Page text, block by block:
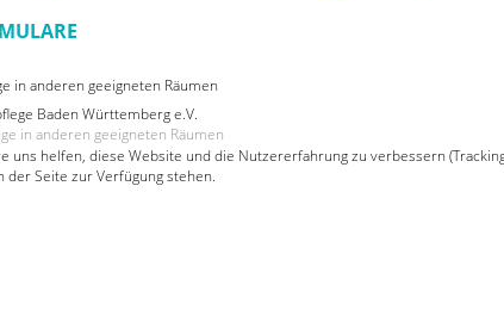
in anderen geeigneten Räumen
Baden Württemberg e.V.
in anderen geeigneten Räumen
helfen, diese Website und die Nutzererfahrung zu verbessern
der Seite zur Verfügung stehen.